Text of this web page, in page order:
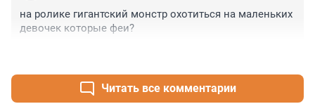
на ролике гигантский монстр охотиться на маленьких
девочек которые феи?
Читать все комментарии